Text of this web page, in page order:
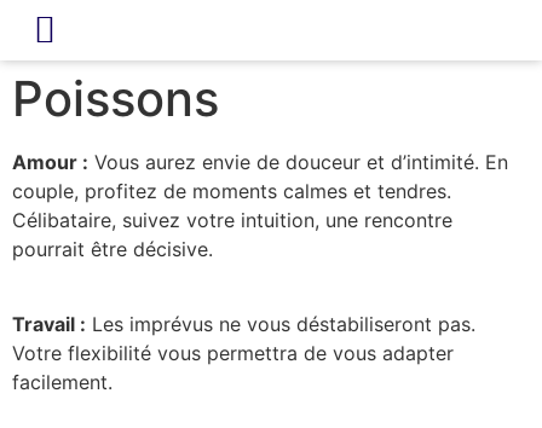
Poissons
Amour : Vous aurez envie de douceur et d’intimité. En
couple, profitez de moments calmes et tendres.
Célibataire, suivez votre intuition, une rencontre
pourrait être décisive.
Travail : Les imprévus ne vous déstabiliseront pas.
Votre flexibilité vous permettra de vous adapter
facilement.